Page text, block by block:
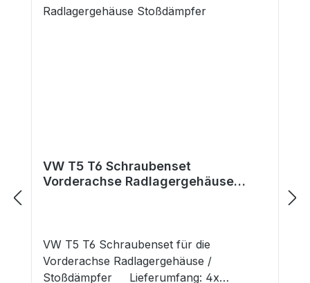
VW T5 T6 Schraubenset
Vorderachse Radlagergehäuse
VW T5 T6 Schraubenset für die
Vorderachse Radlagergehäuse /
Stoßdämpfer Lieferumfang: 4x